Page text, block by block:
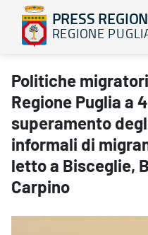
PRESS
REGIONE
Politiche migratorie, via libera
Politiche
Regione Puglia a
superamento
informali di
letto a Bisceglie,
Carpino